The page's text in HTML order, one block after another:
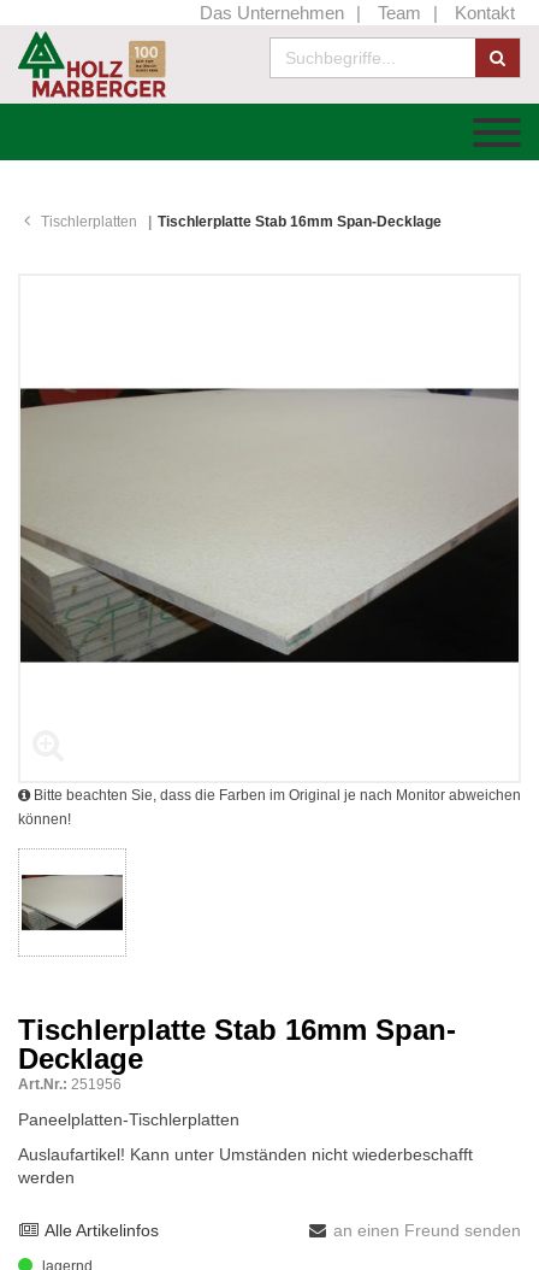
Das Unternehmen Team Kontakt
Tischlerplatten Tischlerplatte Stab 16mm Span-Decklage
Bitte beachten Sie, dass die Farben im Original je nach Monitor abweichen
können!
Tischlerplatte Stab 16mm Span-
Decklage
Art.Nr.: 251956
Paneelplatten-Tischlerplatten
Auslaufartikel! Kann unter Umständen nicht wiederbeschafft
werden
Alle Artikelinfos an einen Freund senden
lagernd